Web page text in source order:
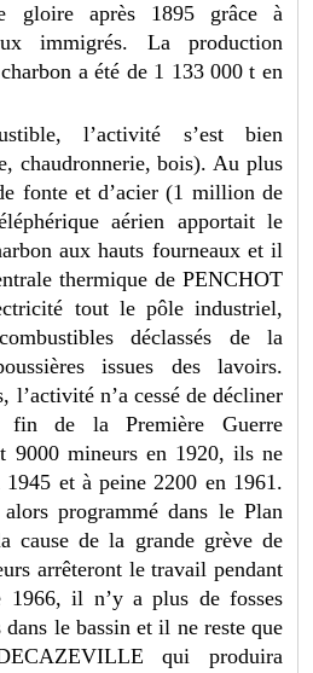
gloire après 1895 grâce à
immigrés. La production
a été de 1 133 000 t en
l’activité s’est bien
chaudronnerie, bois). Au plus
fonte et d’acier (1 million de
aérien apportait le
aux hauts fourneaux et il
thermique de PENCHOT
tout le pôle industriel,
déclassés de la
issues des lavoirs.
l’activité n’a cessé de décliner
fin de la Première Guerre
9000 mineurs en 1920, ils ne
et à peine 2200 en 1961.
alors programmé dans le Plan
cause de la grande grève de
arrêteront le travail pendant
il n’y a plus de fosses
dans le bassin et il ne reste que
qui produira